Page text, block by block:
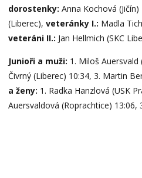
dorostenky: Anna Kochová (Jičín)
(Liberec), veteránky I.: Madla
veteráni II.: Jan Hellmich (SKC
Junioři a muži: 1. Miloš Auersvald
Čivrný (Liberec) 10:34, 3. Martin
a ženy: 1. Radka Hanzlová (USK
Auersvaldová (Roprachtice) 13:06,